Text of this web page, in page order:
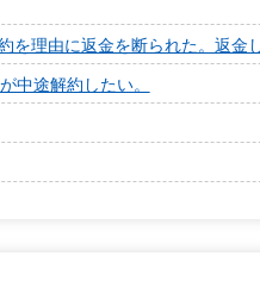
理由に返金を断られた。返金
中途解約したい。